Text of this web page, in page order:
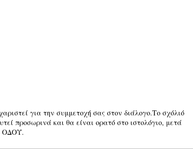
για την συμμετοχή σας στον διάλογο.Το σχόλιό
προσωρινά και θα είναι ορατό στο ιστολόγιο, μετά
ΟΔΟΥ.